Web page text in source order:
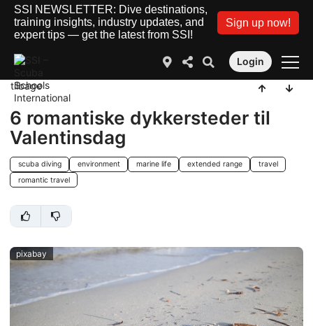
SSI NEWSLETTER: Dive destinations,
training insights, industry updates, and
expert tips — get the latest from SSI!
Sign up now!
Login
tilbage
6 romantiske dykkersteder til
Valentinsdag
scuba diving environment marine life extended range
travel
romantic travel
pixabay